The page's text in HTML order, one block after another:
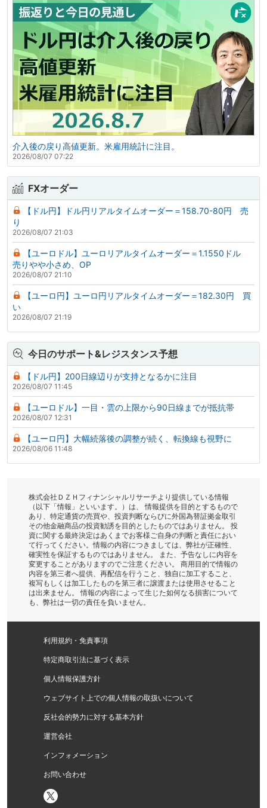
介入後の戻り高値更新。米雇用統計に注目。
2026/08/07 07:22
FXオーダー
【ドル円】ドル円リアルタイムオーダー＝158.70-80円 売
り
2026/08/07 21:03
【ユーロドル】ユーロリアルタイムオーダー＝1.1550ドル
売りやや小さめ、OP
2026/08/07 21:10
【ユーロ円】ユーロ円リアルタイムオーダー＝182.30円 買
い
2026/08/07 21:19
今日のサポート&レジスタンス予想
【ドル円】200日線辺りが支持となるかに注目
2026/08/07 11:45
【ユーロドル】一目・雲の上限から90日線までが抵抗帯
2026/08/07 12:31
【ユーロ円】大幅続落後の調整が続く、転換線も視野に
2026/08/06 11:48
株式会社ＤＺＨフィナンシャルリサーチより提供している情報
（以下「情報」といいます。）は、 情報提供を目的とするもので
あり、特定通貨の売買や、投資判断ならびに外国為替証拠金取引
その他金融商品の投資勧誘を目的としたものではありません。 投
資に関する最終決定はあくまでお客様ご自身の判断と責任におい
て行ってください。情報の内容につきましては、弊社が正確性、
確実性を保証するものではありません。 また、予告なしに内容を
変更することがありますのでご注意ください。 商用目的で情報の
内容を第三者へ提供、再配信を行うこと、独自に加工すること、
複写もしくは加工したものを第三者に譲渡または使用させること
は出来ません。 情報の内容によって生じた如何なる損害について
も、弊社は一切の責任を負いません。
利用規約・免責事項
特定商取引法に基づく表示
個人情報保護方針
ウェブサイト上での個人情報の取扱いについて
反社会的勢力に対する基本方針
運営会社
インフォメーション
お問い合わせ